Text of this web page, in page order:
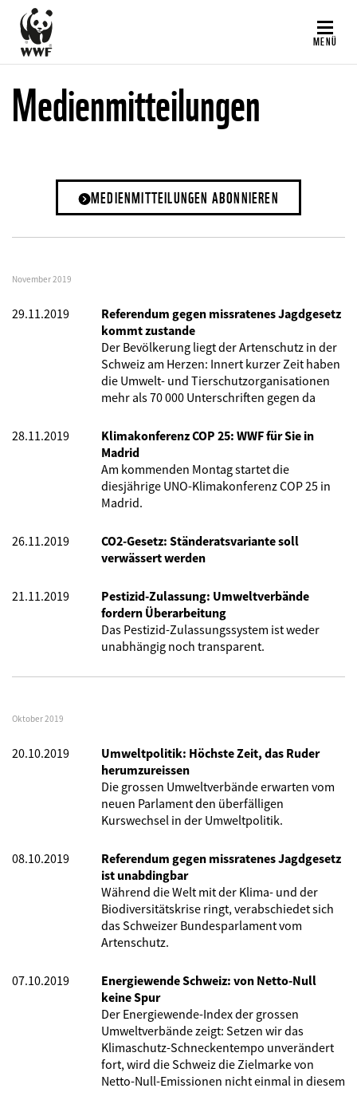
Direkt
zum
Inhalt
MENÜ
Medienmitteilungen
MEDIENMITTEILUNGEN ABONNIEREN
November 2019
29.11.2019
Referendum gegen missratenes Jagdgesetz
kommt zustande
Der Bevölkerung liegt der Artenschutz in der
Schweiz am Herzen: Innert kurzer Zeit haben
die Umwelt- und Tierschutzorganisationen
mehr als 70 000 Unterschriften gegen da
28.11.2019
Klimakonferenz COP 25: WWF für Sie in
Madrid
Am kommenden Montag startet die
diesjährige UNO-Klimakonferenz COP 25 in
Madrid.
26.11.2019
CO2-Gesetz: Ständeratsvariante soll
verwässert werden
21.11.2019
Pestizid-Zulassung: Umweltverbände
fordern Überarbeitung
Das Pestizid-Zulassungssystem istweder
unabhängig noch transparent.
Oktober 2019
20.10.2019
Umweltpolitik: Höchste Zeit, das Ruder
herumzureissen
Die grossen Umweltverbände erwarten vom
neuen Parlament den überfälligen
Kurswechsel in der Umweltpolitik.
08.10.2019
Referendum gegen missratenes Jagdgesetz
ist unabdingbar
Während die Welt mit der Klima- und der
Biodiversitätskrise ringt, verabschiedet sich
das Schweizer Bundesparlament vom
Artenschutz.
07.10.2019
Energiewende Schweiz: von Netto-Null
keine Spur
Der Energiewende-Index der grossen
Umweltverbände zeigt: Setzen wir das
Klimaschutz-Schneckentempo unverändert
fort, wird die Schweiz die Zielmarke von
Netto-Null-Emissionen nicht einmal in diesem